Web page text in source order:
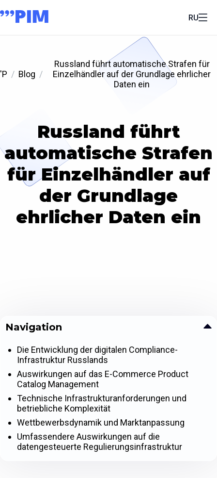
RU
'P Blog
Russland führt automatische Strafen für
Einzelhändler auf der Grundlage ehrlicher
Daten ein
Russland führt
automatische Strafen
für Einzelhändler auf
der Grundlage
ehrlicher Daten ein
Navigation
Die Entwicklung der digitalen Compliance-
Infrastruktur Russlands
Auswirkungen auf das E-Commerce Product
Catalog Management
Technische Infrastrukturanforderungen und
betriebliche Komplexität
Wettbewerbsdynamik und Marktanpassung
Umfassendere Auswirkungen auf die
datengesteuerte Regulierungsinfrastruktur